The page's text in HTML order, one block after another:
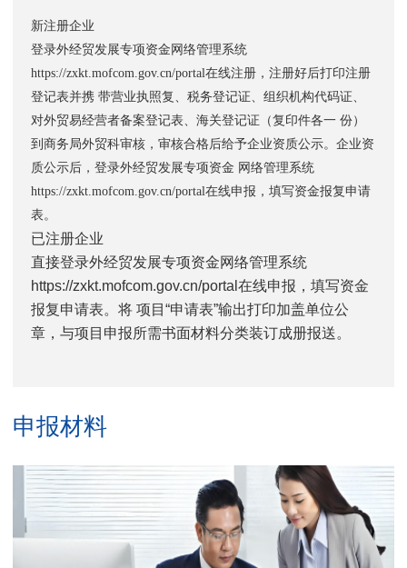
新注册企业
登录外经贸发展专项资金网络管理系统
https://zxkt.mofcom.gov.cn/portal在线注册，注册好后打印注册
登记表并携 带营业执照复、税务登记证、组织机构代码证、
对外贸易经营者备案登记表、海关登记证（复印件各一 份）
到商务局外贸科审核，审核合格后给予企业资质公示。企业资
质公示后，登录外经贸发展专项资金 网络管理系统
https://zxkt.mofcom.gov.cn/portal在线申报，填写资金报复申请
表。
已注册企业
直接登录外经贸发展专项资金网络管理系统
https://zxkt.mofcom.gov.cn/portal在线申报，填写资金
报复申请表。将 项目“申请表”输出打印加盖单位公
章，与项目申报所需书面材料分类装订成册报送。
申报材料